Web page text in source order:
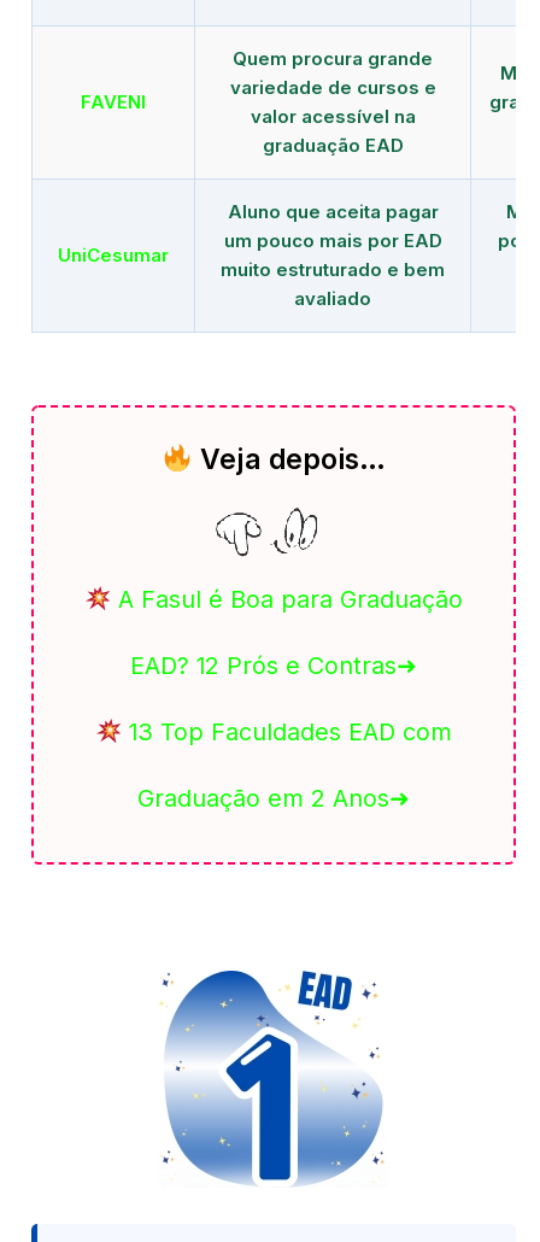
FAVENI
Quem procura grande
variedade de cursos e
valor acessível na
graduação EAD
UniCesumar
Aluno que aceita pagar
um pouco mais por EAD
muito estruturado e bem
avaliado
Veja depois…
A Fasul é Boa para Graduação
EAD? 12 Prós e Contras➜
13 Top Faculdades EAD com
Graduação em 2 Anos➜